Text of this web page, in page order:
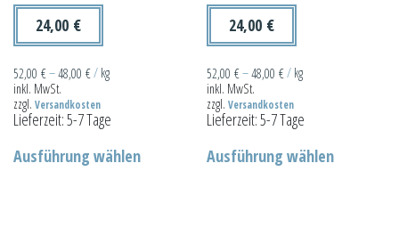
24,00 €
52,00 €–48,00 €/ kg
inkl. MwSt.
zzgl. Versandkosten
Lieferzeit:5-7 Tage
Ausführung wählenProdukt
24,00 €
52,00€–48,00€/ kg
inkl. MwSt.
zzgl.Versandkosten
Lieferzeit:5-7 Tage
Ausführung wählenProdukt